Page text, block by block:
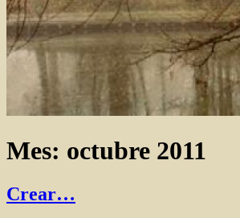
Mes: octubre 2011
Crear…